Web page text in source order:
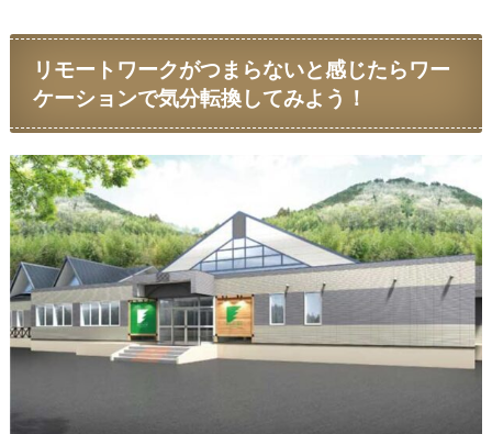
リモートワークがつまらないと感じたらワー
ケーションで気分転換してみよう！